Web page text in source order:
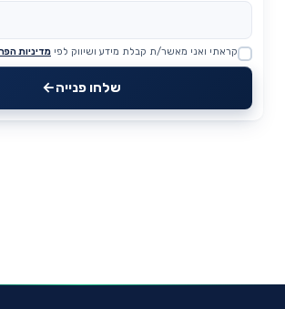
Website
קראתי ואני מאשר/ת קבלת מידע ושיווק לפי מדיניות
שלחו פנייה